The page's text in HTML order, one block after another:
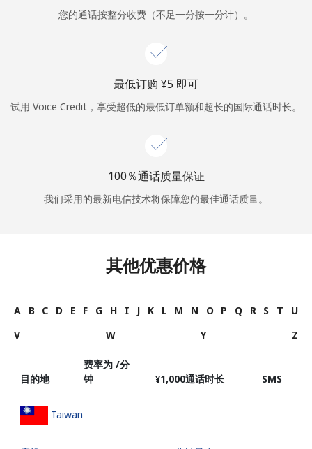
者
继续使用
您的通话按整分收费（不足一分按一分计）。
最低订购 ⁦¥5⁩ 即可
试用 Voice Credit，享受超低的最低订单额和超长的国际通话时长。
100％通话质量保证
我们采用的最新电信技术将保障您的最佳通话质量。
其他优惠价格
A B C D E F G H I J K L M N O P Q R S T
U
V
W Y Z
目的地
费率为 /分
钟
⁦¥1,000⁩通话时长 SMS
Taiwan